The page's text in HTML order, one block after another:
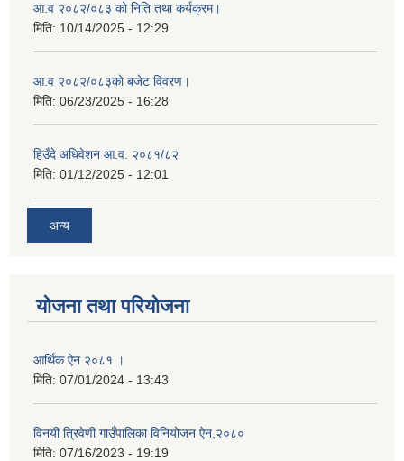
आ.व २०८२/०८३ को निति तथा कर्यक्रम।
मिति: 10/14/2025 - 12:29
आ.व २०८२/०८३को बजेट विवरण।
मिति: 06/23/2025 - 16:28
हिउँदे अधिवेशन आ.व. २०८१/८२
मिति: 01/12/2025 - 12:01
अन्य
योजना तथा परियोजना
आर्थिक ऐन २०८१ ।
मिति: 07/01/2024 - 13:43
विनयी त्रिवेणी गाउँपालिका विनियोजन ऐन,२०८०
मिति: 07/16/2023 - 19:19